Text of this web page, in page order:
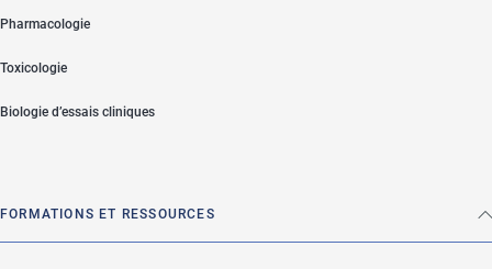
Pharmacologie
Toxicologie
Biologie d’essais cliniques
FORMATIONS ET RESSOURCES